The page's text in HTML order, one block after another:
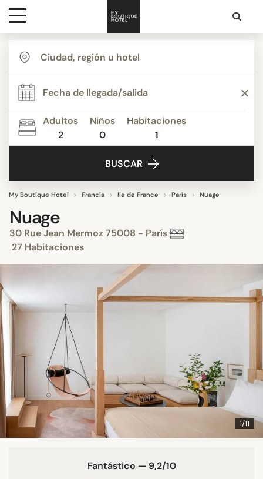
Destinos
Inspiración
Contacto
Adultos
2
Niños
0
Habitaciones
1
BUSCAR
My Boutique Hotel Francia Ile de France París Nuage
Nuage
30 Rue Jean Mermoz 75008 - París
27 Habitaciones
1/11
Fantástico — 9,2/10